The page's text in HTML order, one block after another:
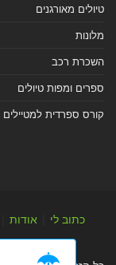
טיולים מאורגנים
מלונות
השכרת רכב
ספרים ומפות טיולים
קורס ספרדית למטיילים
כתוב לי אודות